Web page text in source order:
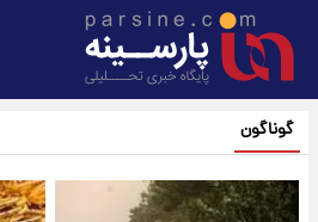
گوناگون